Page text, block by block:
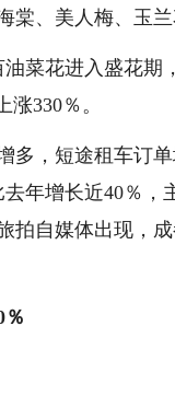
棠、美人梅、玉
菜花进入盛花
330％。
多，短途租车订
年增长近40％，
拍自媒体出现，
％